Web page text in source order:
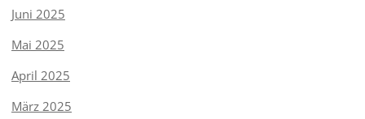
Juni 2025
Mai 2025
April 2025
März 2025